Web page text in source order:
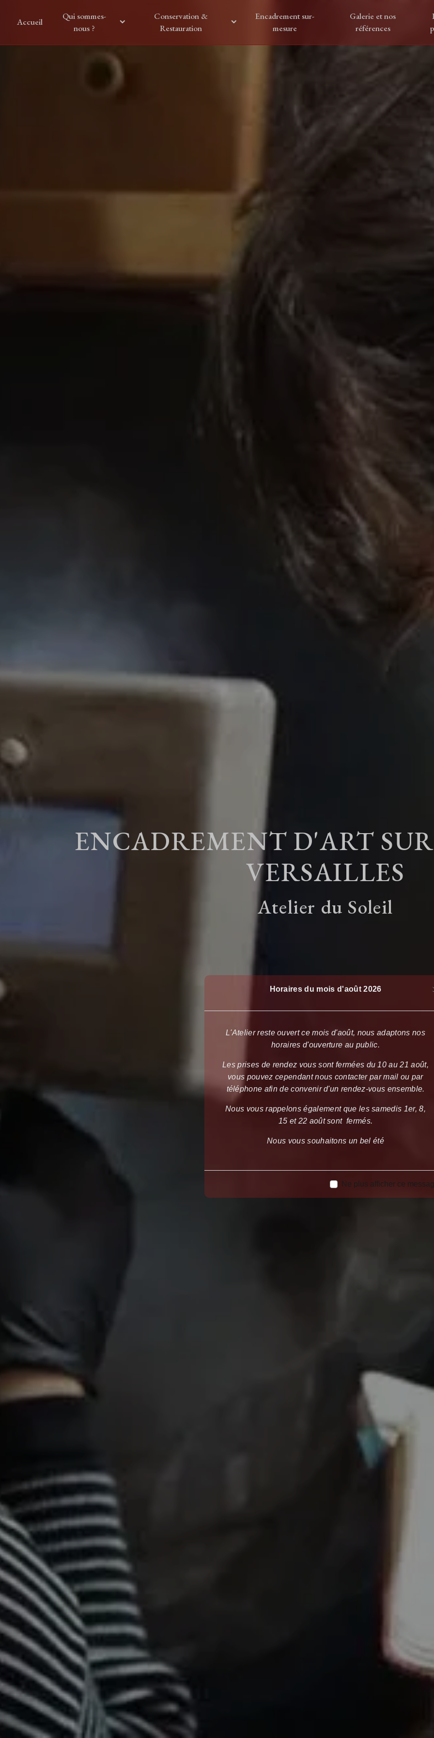
Horaires du mois d'août 2026
L'Atelier reste ouvert ce mois d'août, nous adaptons nos
horaires d'ouverture au public.
Les prises de rendez vous sont fermées du 10 au 21 août,
vous pouvez cependant nous contacter par mail ou par
téléphone afin de convenir d'un rendez-vous ensemble.
Nous vous rappelons également que les samedis 1er, 8,
15 et 22 août sont fermés.
Nous vous souhaitons un bel été
Ne plus afficher ce
Accueil
Qui sommes-
nous ?
Conservation &
Restauration
Encadrement sur-
mesure
Galerie et nos
références
ENCADREMENT D'ART
VERSAILLES
Atelier du Soleil